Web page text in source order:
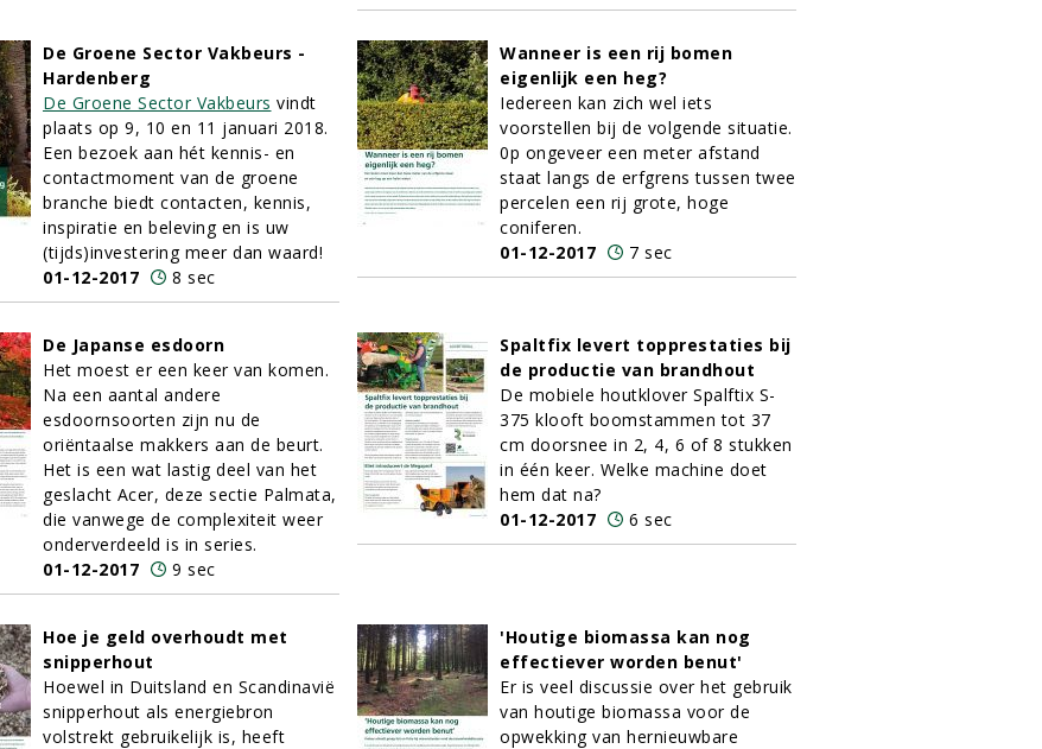
De Groene Sector Vakbeurs -
Hardenberg
De Groene Sector Vakbeurs vindt
plaats op 9, 10 en 11 januari 2018.
Een bezoek aan hét kennis- en
contactmoment van de groene
branche biedt contacten, kennis,
inspiratie en beleving en is uw
(tijds)investering meer dan waard!
01-12-2017
8 sec
Wanneer is een rij bomen
eigenlijk een heg?
Iedereen kan zich wel iets
voorstellen bij de volgende situatie.
0p ongeveer een meter afstand
staat langs de erfgrens tussen twee
percelen een rij grote, hoge
coniferen.
01-12-2017
7 sec
De Japanse esdoorn
Het moest er een keer van komen.
Na een aantal andere
esdoornsoorten zijn nu de
oriëntaalse makkers aan de beurt.
Het is een wat lastig deel van het
geslacht Acer, deze sectie Palmata,
die vanwege de complexiteit weer
onderverdeeld is in series.
01-12-2017
9 sec
Spaltfix levert topprestaties bij
de productie van brandhout
De mobiele houtklover Spalftix S-
375 klooft boomstammen tot 37
cm doorsnee in 2, 4, 6 of 8 stukken
in één keer. Welke machine doet
hem dat na?
01-12-2017
6 sec
Hoe je geld overhoudt met
snipperhout
Hoewel in Duitsland en Scandinavië
snipperhout als energiebron
volstrekt gebruikelijk is, heeft
'Houtige biomassa kan nog
effectiever worden benut'
Er is veel discussie over het gebruik
van houtige biomassa voor de
opwekking van hernieuwbare